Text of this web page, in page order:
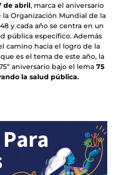
de abril, marca el aniversario
Organización Mundial de la
y cada año se centra en un
pública específico. Además
camino hacia el logro de la
que es el tema de este año, la
aniversario bajo el lema 75
la salud pública.